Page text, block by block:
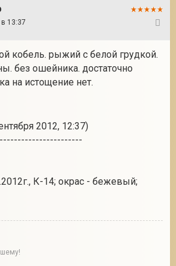
13:37
кобель. рыжий с белой грудкой.
без ошейника. достаточно
на истощение нет.
2012, 12:37)
К-14; окрас - бежевый;